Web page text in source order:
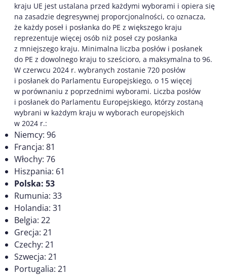
kraju UE jest ustalana przed każdymi wyborami i opiera się
na zasadzie degresywnej proporcjonalności, co oznacza,
że każdy poseł i posłanka do PE z większego kraju
reprezentuje więcej osób niż poseł czy posłanka
z mniejszego kraju. Minimalna liczba posłów i posłanek
do PE z dowolnego kraju to sześcioro, a maksymalna to 96.
W czerwcu 2024 r. wybranych zostanie 720 posłów
i posłanek do Parlamentu Europejskiego, o 15 więcej
w porównaniu z poprzednimi wyborami. Liczba posłów
i posłanek do Parlamentu Europejskiego, którzy zostaną
wybrani w każdym kraju w wyborach europejskich
w 2024 r.:
Niemcy: 96
Francja: 81
Włochy: 76
Hiszpania: 61
Polska: 53
Rumunia: 33
Holandia: 31
Belgia: 22
Grecja: 21
Czechy: 21
Szwecja: 21
Portugalia: 21